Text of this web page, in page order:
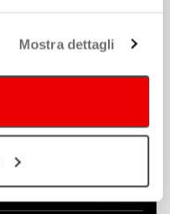
Mostra dettagli
1
1